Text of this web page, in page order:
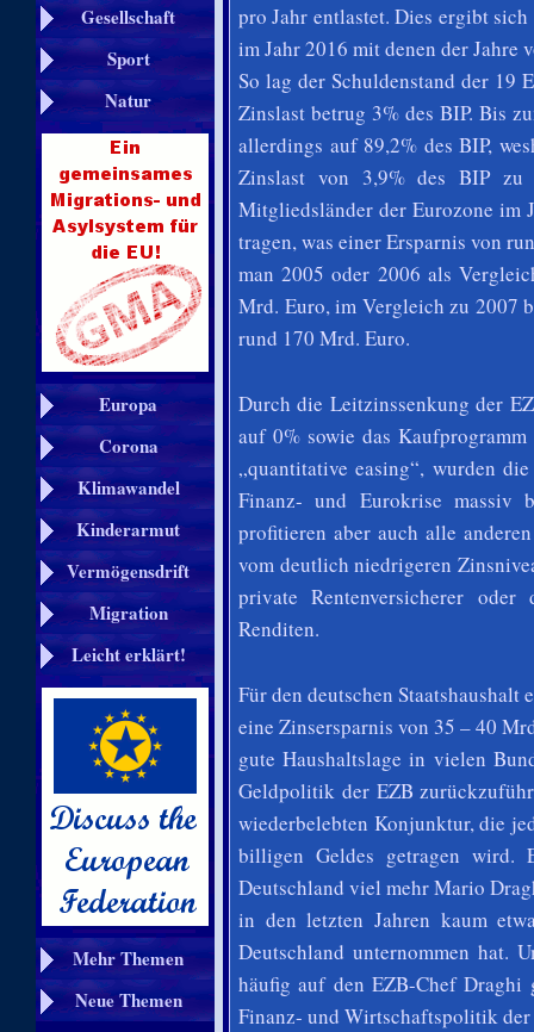
Gesellschaft
Sport
Natur
Europa
Corona
Klimawandel
Kinderarmut
Vermögensdrift
Migration
Leicht erklärt!
Mehr Themen
Neue Themen
pro Jahr entlastet. Dies ergibt
im Jahr 2016 mit denen der Jahre
So lag der Schuldenstand der 19
Zinslast betrug 3% des BIP. Bis
allerdings auf 89,2% des BIP,
Zinslast von 3,9% des BIP zu
Mitgliedsländer der Eurozone im
tragen, was einer Ersparnis von
man 2005 oder 2006 als
Mrd. Euro, im Vergleich zu 2007
rund 170 Mrd. Euro.
Durch die Leitzinssenkung der
auf 0% sowie das
„quantitative easing“, wurden
Finanz- und Eurokrise massiv
profitieren aber auch alle
vom deutlich niedrigeren
private Rentenversicherer
Renditen.
Für den deutschen
eine Zinsersparnis von 35 – 40
gute Haushaltslage in vielen
Geldpolitik der EZB
wiederbelebten Konjunktur, die
billigen Geldes getragen wird.
Deutschland viel mehr Mario
in den letzten Jahren kaum
Deutschland unternommen hat.
häufig auf den EZB-Chef
Finanz- und Wirtschaftspolitik